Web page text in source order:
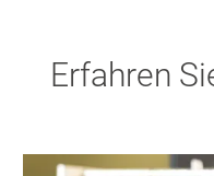
Erfahren